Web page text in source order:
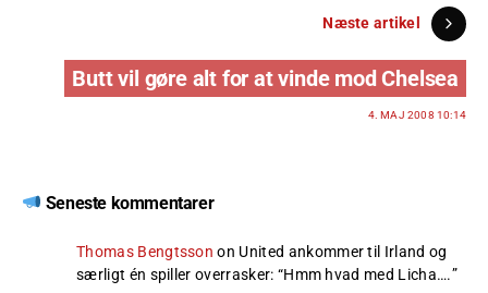
Næste artikel
Butt vil gøre alt for at vinde mod Chelsea
4. MAJ 2008 10:14
Seneste kommentarer
Thomas Bengtsson on United ankommer til Irland og
særligt én spiller overrasker: “Hmm hvad med Licha….”